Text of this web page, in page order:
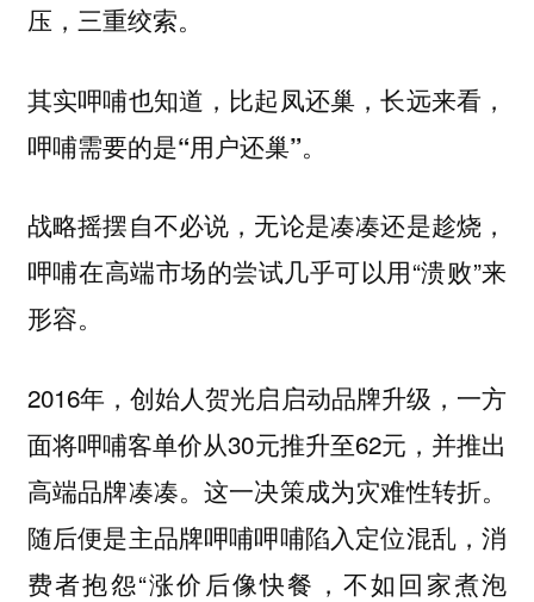
压，三重绞索。
其实呷哺也知道，比起凤还巢，长远来看，
呷哺需要的是“用户还巢”。
战略摇摆自不必说，无论是凑凑还是趁烧，
呷哺在高端市场的尝试几乎可以用“溃败”来
形容。
2016年，创始人贺光启启动品牌升级，一方
面将呷哺客单价从30元推升至62元，并推出
高端品牌凑凑。这一决策成为灾难性转折。
随后便是主品牌呷哺呷哺陷入定位混乱，消
费者抱怨“涨价后像快餐，不如回家煮泡